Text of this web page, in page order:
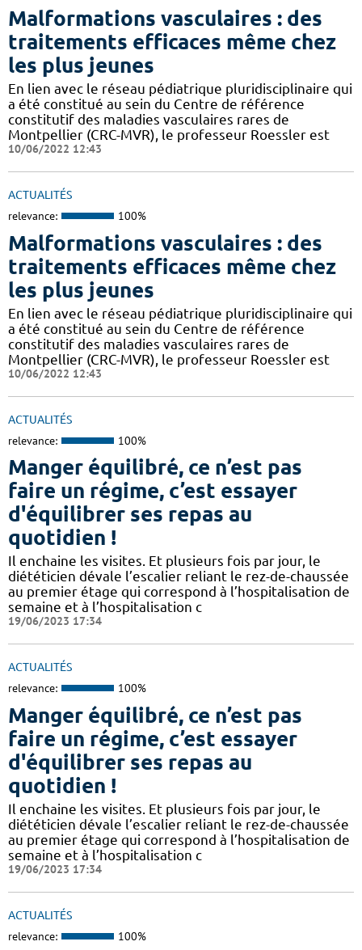
Malformations vasculaires : des
traitements efficaces même chez
les plus jeunes
En lien avec le réseau pédiatrique pluridisciplinaire qui
a été constitué au sein du Centre de référence
constitutif des maladies vasculaires rares de
Montpellier (CRC-MVR), le professeur Roessler est
10/06/2022 12:43
ACTUALITÉS
relevance: 100%
Malformations vasculaires : des
traitements efficaces même chez
les plus jeunes
En lien avec le réseau pédiatrique pluridisciplinaire qui
a été constitué au sein du Centre de référence
constitutif des maladies vasculaires rares de
Montpellier (CRC-MVR), le professeur Roessler est
10/06/2022 12:43
ACTUALITÉS
relevance: 100%
Manger équilibré, ce n’est pas
faire un régime, c’est essayer
d'équilibrer ses repas au
quotidien !
Il enchaine les visites. Et plusieurs fois par jour, le
diététicien dévale l’escalier reliant le rez-de-chaussée
au premier étage qui correspond à l’hospitalisation de
semaine et à l’hospitalisation c
19/06/2023 17:34
ACTUALITÉS
relevance: 100%
Manger équilibré, ce n’est pas
faire un régime, c’est essayer
d'équilibrer ses repas au
quotidien !
Il enchaine les visites. Et plusieurs fois par jour, le
diététicien dévale l’escalier reliant le rez-de-chaussée
au premier étage qui correspond à l’hospitalisation de
semaine et à l’hospitalisation c
19/06/2023 17:34
ACTUALITÉS
relevance: 100%